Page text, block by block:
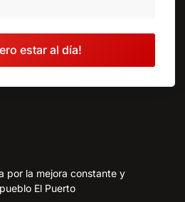
estar al día!
por la mejora constante y
El Puerto